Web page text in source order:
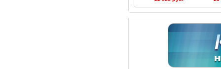
Unislide silver